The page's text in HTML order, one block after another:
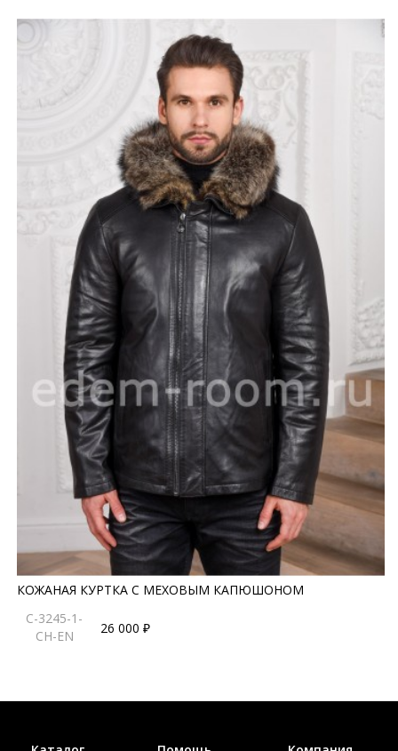
КОЖАНАЯ КУРТКА С МЕХОВЫМ КАПЮШОНОМ
C-3245-1-
CH-EN
26 000 ₽